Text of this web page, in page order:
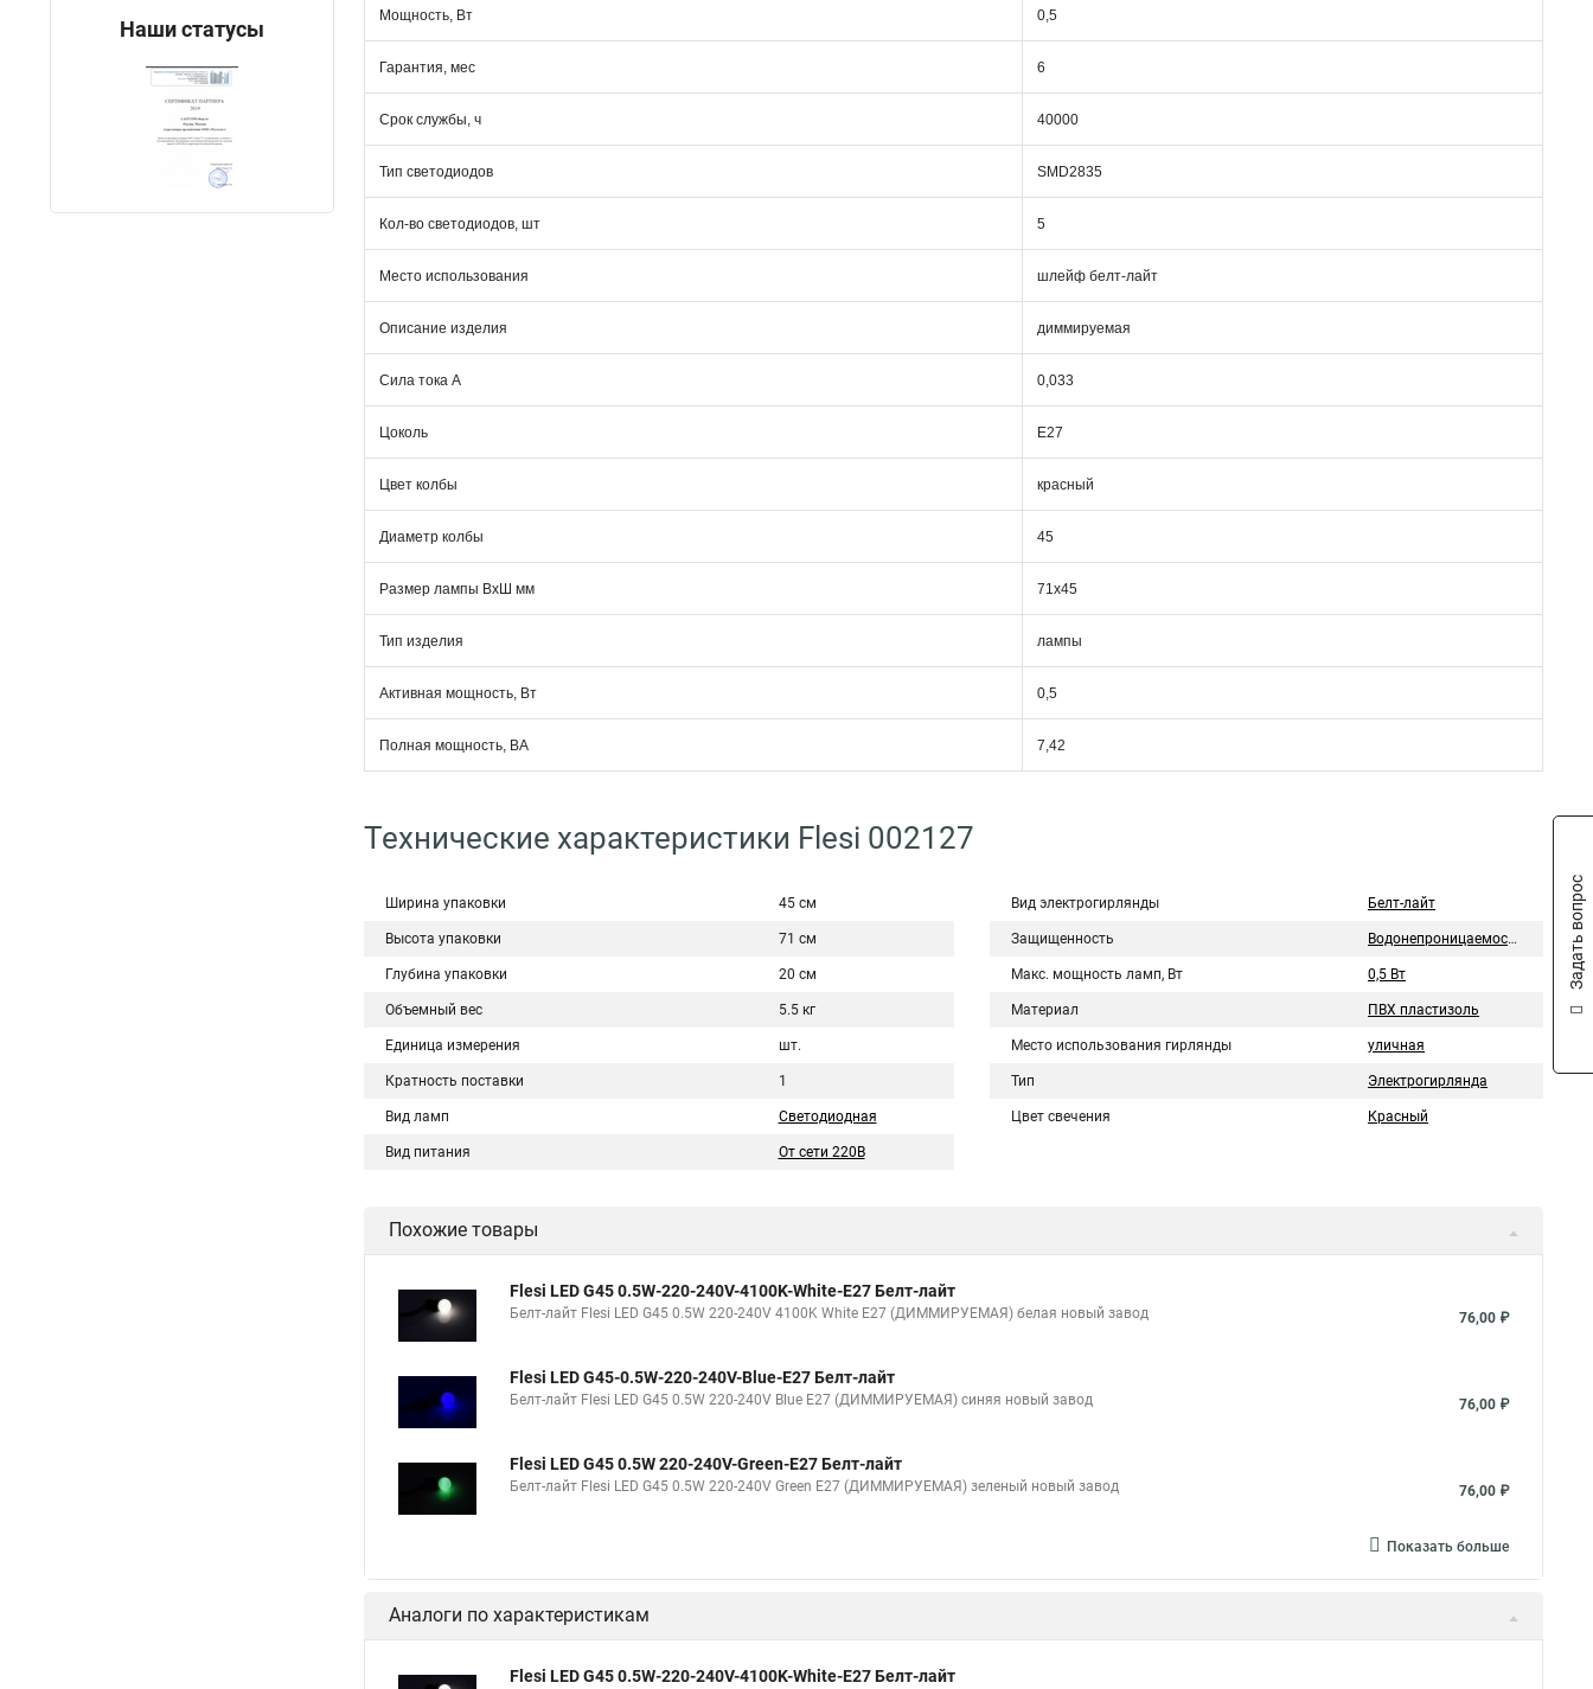
Наши статусы
Мощность, Вт 0,5
Гарантия, мес 6
Срок службы, ч 40000
Тип светодиодов SMD2835
Кол-во светодиодов, шт 5
Место использования шлейф белт-лайт
Описание изделия диммируемая
Сила тока А 0,033
Цоколь Е27
Цвет колбы красный
Диаметр колбы 45
Размер лампы ВхШ мм 71х45
Тип изделия лампы
Активная мощность, Вт 0,5
Полная мощность, ВА 7,42
Технические характеристики Flesi 002127
Ширина упаковки 45 см
Высота упаковки 71 см
Глубина упаковки 20 см
Объемный вес 5.5 кг
Единица измерения шт.
Кратность поставки 1
Вид ламп Светодиодная
Вид питания От сети 220В
Вид электрогирлянды Белт-лайт
Защищенность Водонепроницаемость
Макс. мощность ламп, Вт 0,5 Вт
Материал ПВХ пластизоль
Место использования гирлянды уличная
Тип Электрогирлянда
Цвет свечения Красный
Похожие товары
Flesi LED G45 0.5W-220-240V-4100K-White-E27 Белт-лайт
Белт-лайт Flesi LED G45 0.5W 220-240V 4100K White E27 (ДИММИРУЕМАЯ) белая новый завод 76,00 ₽
Flesi LED G45-0.5W-220-240V-Blue-E27 Белт-лайт
Белт-лайт Flesi LED G45 0.5W 220-240V Blue E27 (ДИММИРУЕМАЯ) синяя новый завод 76,00 ₽
Flesi LED G45 0.5W 220-240V-Green-E27 Белт-лайт
Белт-лайт Flesi LED G45 0.5W 220-240V Green E27 (ДИММИРУЕМАЯ) зеленый новый завод 76,00 ₽
Показать больше
Аналоги по характеристикам
Flesi LED G45 0.5W-220-240V-4100K-White-E27 Белт-лайт
Задать вопрос